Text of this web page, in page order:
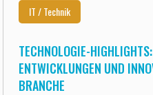
IT / Technik
TECHNOLOGIE-
ENTWICKLUNGEN UND
BRANCHE